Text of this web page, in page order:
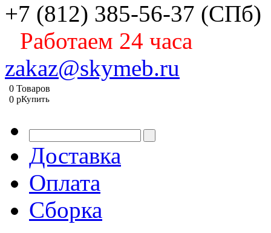
+7 (812) 385-56-37 (СПб)
Работаем 24 часа
zakaz@skymeb.ru
0 Товаров
0 pКупить
Доставка
Оплата
Сборка